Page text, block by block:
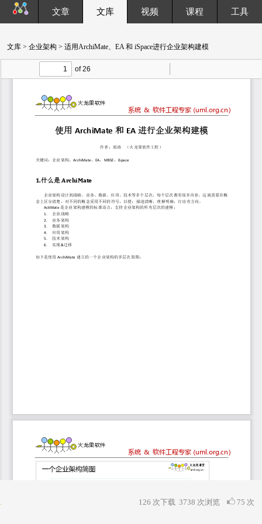
文章 文库 视频 课程 工具
文库 > 企业架构 > 适用ArchiMate、EA 和 iSpace进行企业架构建模
126 次下载 3738 次浏览 75 次